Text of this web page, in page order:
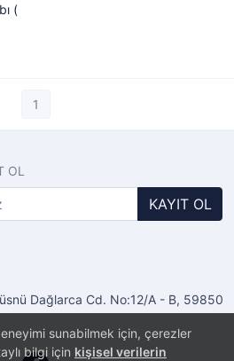
sunabilmek için, çerezler
bilgi için kişisel verilerin
(
1
OL
KAYIT OL
Dağlarca Cd. No:12/A - B, 59850